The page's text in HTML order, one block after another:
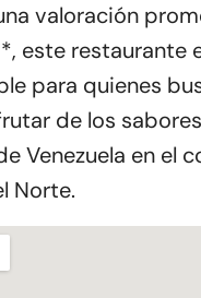
valoración
este restaurante
para quienes
de los sabores
Venezuela en el
Norte.